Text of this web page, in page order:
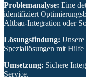
Problemanalyse: Eine
identifiziert
Altbau-Integration oder
Lösungsfindung:
Speziallösungen mit Hilfe
Umsetzung: Sichere
Service.